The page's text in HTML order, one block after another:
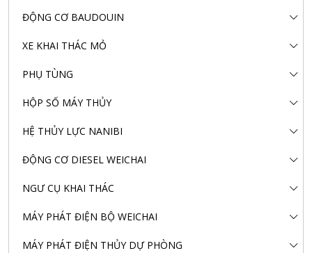
ĐỘNG CƠ BAUDOUIN
XE KHAI THÁC MỎ
PHỤ TÙNG
HỘP SỐ MÁY THỦY
HỆ THỦY LỰC NANIBI
ĐỘNG CƠ DIESEL WEICHAI
NGƯ CỤ KHAI THÁC
MÁY PHÁT ĐIỆN BỘ WEICHAI
MÁY PHÁT ĐIỆN THỦY DỰ PHÒNG